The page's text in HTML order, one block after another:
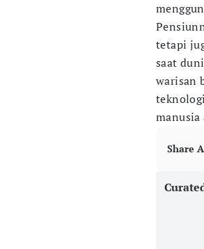
tetapi
saat
warisan
manusia
Share